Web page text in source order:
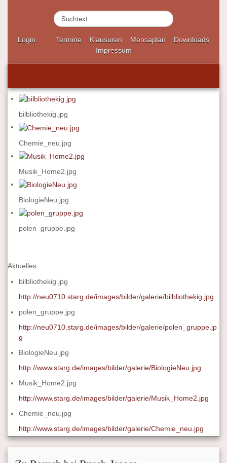
S
u
c
n
.
.
Login Termine Klausuren Mensaplan
Downloads
Impressum
bilbliothekig.jpg
Chemie_neu.jpg
Musik_Home2.jpg
BiologieNeu.jpg
polen_gruppe.jpg
Aktuelles
bilbliothekig.jpg
http://neu0710.starg.de/images/bilder/galerie/bilbliothekig.jpg
polen_gruppe.jpg
http://neu0710.starg.de/images/bilder/galerie/polen_gruppe.jp
g
BiologieNeu.jpg
http://www.starg.de/images/bilder/galerie/BiologieNeu.jpg
Musik_Home2.jpg
http://www.starg.de/images/bilder/galerie/Musik_Home2.jpg
Chemie_neu.jpg
http://www.starg.de/images/bilder/galerie/Chemie_neu.jpg